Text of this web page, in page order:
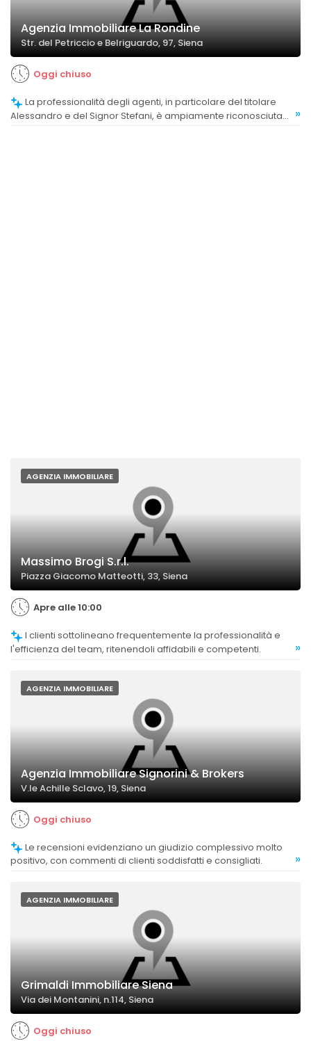
Agenzia Immobiliare La Rondine
Str. del Petriccio e Belriguardo, 97, Siena
Oggi chiuso
Alessandro e del Signor Stefani, è ampiamente riconosciuta
»
AGENZIA IMMOBILIARE
Massimo Brogi S.r.l.
Piazza Giacomo Matteotti, 33, Siena
Apre alle 10:00
l'efficienza del team, ritenendoli affidabili e competenti.
»
AGENZIA IMMOBILIARE
Agenzia Immobiliare Signorini & Brokers
V.le Achille Sclavo, 19, Siena
Oggi chiuso
positivo, con commenti di clienti soddisfatti e consigliati.
»
AGENZIA IMMOBILIARE
Grimaldi Immobiliare Siena
Via dei Montanini, n.114, Siena
Oggi chiuso